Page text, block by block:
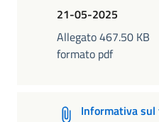
21-05-2025
Allegato 467.50 KB
formato pdf
Informativa